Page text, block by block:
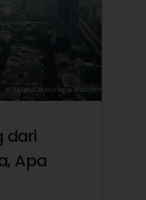
dari
Apa